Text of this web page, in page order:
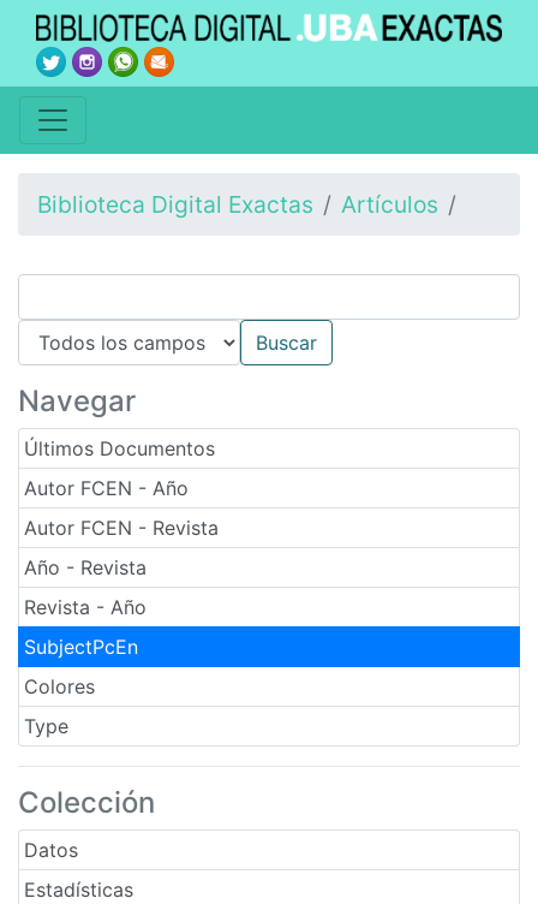
Biblioteca Digital Exactas Artículos
Navegar
Últimos Documentos
Autor FCEN - Año
Autor FCEN - Revista
Año - Revista
Revista - Año
SubjectPcEn
Colores
Type
Colección
Datos
Estadísticas